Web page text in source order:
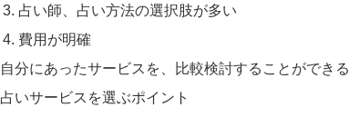
占い師、占い方法の選択肢が多い
費用が明確
自分にあったサービスを、比較検討することができる
占いサービスを選ぶポイント